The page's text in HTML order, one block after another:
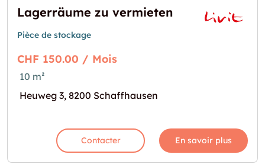
Lagerräume zu vermieten
Pièce de stockage
CHF 150.00 / Mois
10 m²
Heuweg 3, 8200 Schaffhausen
Contacter En savoir plus